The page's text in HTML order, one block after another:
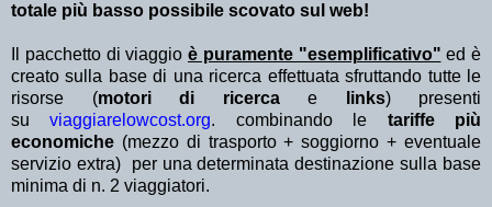
totale più basso possibile scovato sul web!
Il pacchetto di viaggio è puramente "esemplificativo" ed è
creato sulla base di una ricerca effettuata sfruttando tutte le
risorse (motori di ricerca e links) presenti
suviaggiarelowcost.org. combinando le tariffe più
economiche (mezzo di trasporto + soggiorno + eventuale
servizio extra)
per una determinata destinazione sulla base
minima di n. 2 viaggiatori.